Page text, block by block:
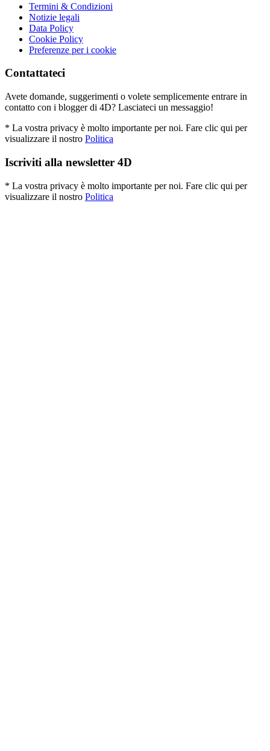
Termini & Condizioni
Notizie legali
Data Policy
Cookie Policy
Preferenze per i cookie
Contattateci
Avete domande, suggerimenti o volete semplicemente entrare in
contatto con i blogger di 4D? Lasciateci un messaggio!
* La vostra privacy è molto importante per noi. Fare clic qui per
visualizzare il nostro Politica
Iscriviti alla newsletter 4D
* La vostra privacy è molto importante per noi. Fare clic qui per
visualizzare il nostro Politica